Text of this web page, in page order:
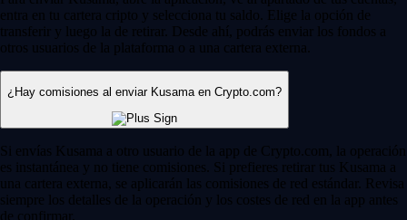
entra en tu cartera cripto y selecciona tu saldo. Elige la opción de
transferir y luego la de retirar. Desde ahí, podrás enviar los fondos a
otros usuarios de la plataforma o a una cartera externa.
¿Hay comisiones al enviar Kusama en Crypto.com?
Si envías Kusama a otro usuario de la app de Crypto.com, la operación
es instantánea y no tiene comisiones. Si prefieres retirar tus Kusama a
una cartera externa, se aplicarán las comisiones de red estándar. Revisa
siempre los detalles de la operación y los costes de red en la app antes
de confirmar.